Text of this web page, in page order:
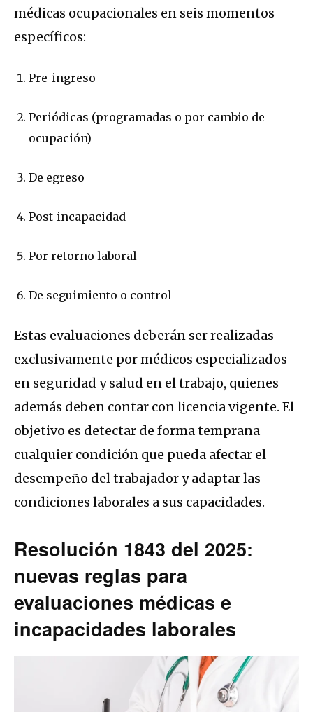
médicas ocupacionales en seis momentos
específicos:
Pre-ingreso
Periódicas (programadas o por cambio de
ocupación)
De egreso
Post-incapacidad
Por retorno laboral
De seguimiento o control
Estas evaluaciones deberán ser realizadas
exclusivamente por médicos especializados
en seguridad y salud en el trabajo, quienes
además deben contar con licencia vigente. El
objetivo es detectar de forma temprana
cualquier condición que pueda afectar el
desempeño del trabajador y adaptar las
condiciones laborales a sus capacidades.
Resolución 1843 del 2025:
nuevas reglas para
evaluaciones médicas e
incapacidades laborales